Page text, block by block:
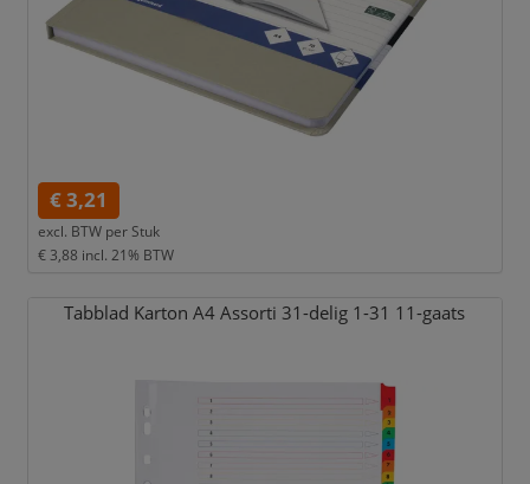
€ 3,21
excl. BTW per Stuk
€ 3,88 incl. 21% BTW
Tabblad Karton A4 Assorti 31-delig 1-31 11-gaats